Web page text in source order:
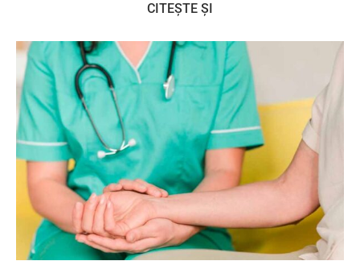
CITEȘTE ȘI